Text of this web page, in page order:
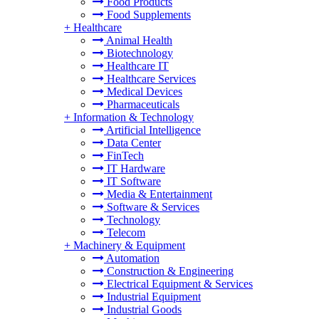
Food Supplements
+ Healthcare
Animal Health
Biotechnology
Healthcare IT
Healthcare Services
Medical Devices
Pharmaceuticals
+ Information & Technology
Artificial Intelligence
Data Center
FinTech
IT Hardware
IT Software
Media & Entertainment
Software & Services
Technology
Telecom
+ Machinery & Equipment
Automation
Construction & Engineering
Electrical Equipment & Services
Industrial Equipment
Industrial Goods